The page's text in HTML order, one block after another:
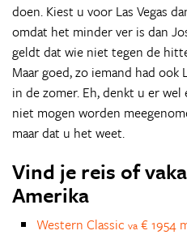
doen. Kiest u voor Las Vegas
omdat het minder ver is dan
geldt dat wie niet tegen de
Maar goed, zo iemand had ook
in de zomer. Eh, denkt u er
niet mogen worden
maar dat u het weet.
Vind je reis of
Amerika
Western Classic va € 1954